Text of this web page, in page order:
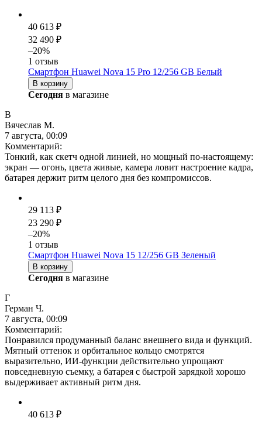
40 613 ₽
32 490 ₽
–20%
1 отзыв
Смартфон Huawei Nova 15 Pro 12/256 GB Белый
В корзину
Сегодня в магазине
В
Вячеслав М.
7 августа, 00:09
Комментарий:
Тонкий, как скетч одной линией, но мощный по-настоящему:
экран — огонь, цвета живые, камера ловит настроение кадра,
батарея держит ритм целого дня без компромиссов.
29 113 ₽
23 290 ₽
–20%
1 отзыв
Смартфон Huawei Nova 15 12/256 GB Зеленый
В корзину
Сегодня в магазине
Г
Герман Ч.
7 августа, 00:09
Комментарий:
Понравился продуманный баланс внешнего вида и функций.
Мятный оттенок и орбитальное кольцо смотрятся
выразительно, ИИ-функции действительно упрощают
повседневную съемку, а батарея с быстрой зарядкой хорошо
выдерживает активный ритм дня.
40 613 ₽